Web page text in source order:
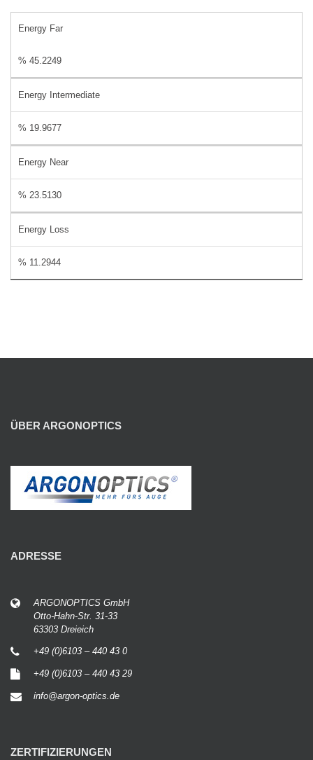
Energy Far
% 45.2249
Energy Intermediate
% 19.9677
Energy Near
% 23.5130
Energy Loss
% 11.2944
ÜBER ARGONOPTICS
ADRESSE
ARGONOPTICS GmbH
Otto-Hahn-Str. 31-33
63303 Dreieich
+49 (0)6103 – 440 43 0
+49 (0)6103 – 440 43 29
info@argon-optics.de
ZERTIFIZIERUNGEN